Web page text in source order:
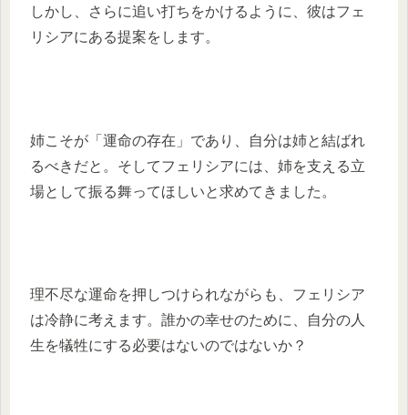
しかし、さらに追い打ちをかけるように、彼はフェ
リシアにある提案をします。
姉こそが「運命の存在」であり、自分は姉と結ばれ
るべきだと。そしてフェリシアには、姉を支える立
場として振る舞ってほしいと求めてきました。
理不尽な運命を押しつけられながらも、フェリシア
は冷静に考えます。誰かの幸せのために、自分の人
生を犠牲にする必要はないのではないか？